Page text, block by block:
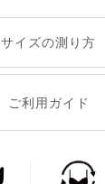
サイズの測り方
ご利用ガイド